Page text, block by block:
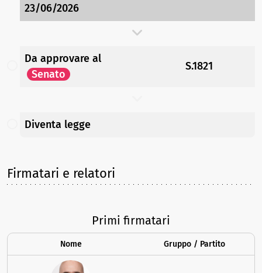
23/06/2026
Da approvare al
Senato
S.1821
Diventa legge
Firmatari e relatori
Primi firmatari
Nome Gruppo / Partito